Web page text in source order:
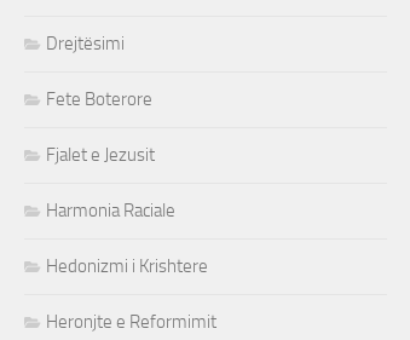
Drejtësimi
Fete Boterore
Fjalet e Jezusit
Harmonia Raciale
Hedonizmi i Krishtere
Heronjte e Reformimit